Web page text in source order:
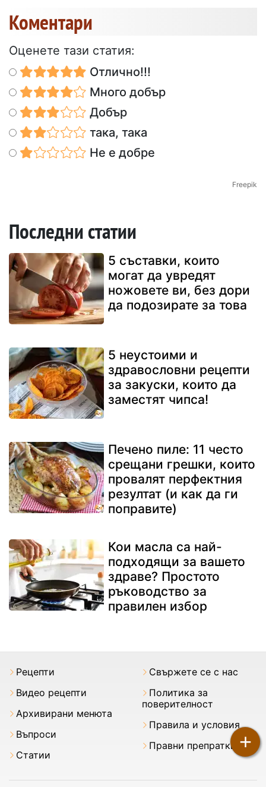
Коментари
Оценете тази статия:
Отлично!!!
Много добър
Добър
така, така
Не е добре
Freepik
Последни статии
5 съставки, които
могат да увредят
ножовете ви, без дори
да подозирате за това
5 неустоими и
здравословни рецепти
за закуски, които да
заместят чипса!
Печено пиле: 11 често
срещани грешки, които
провалят перфектния
резултат (и как да ги
поправите)
Кои масла са най-
подходящи за вашето
здраве? Простото
ръководство за
правилен избор
+
Рецепти
Видео рецепти
Архивирани менюта
Въпроси
Статии
Свържете се с нас
Политика за
поверителност
Правила и условия
Правни препратки